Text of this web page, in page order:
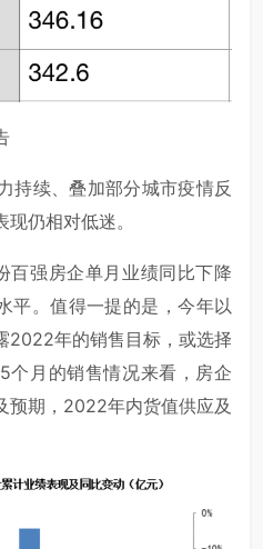
持续、叠加部分城市疫情反
仍相对低迷。
百强房企单月业绩同比下降
平。值得一提的是，今年以
2022年的销售目标，或选择
个月的销售情况来看，房企
预期，2022年内货值供应及